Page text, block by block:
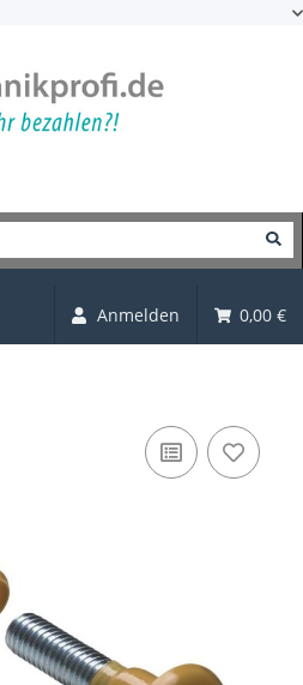
Anmelden 0,00 €